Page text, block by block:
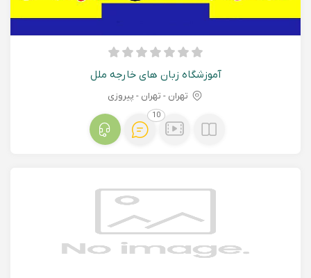
آموزشگاه زبان های خارجه ملل
تهران - تهران - پیروزی
10